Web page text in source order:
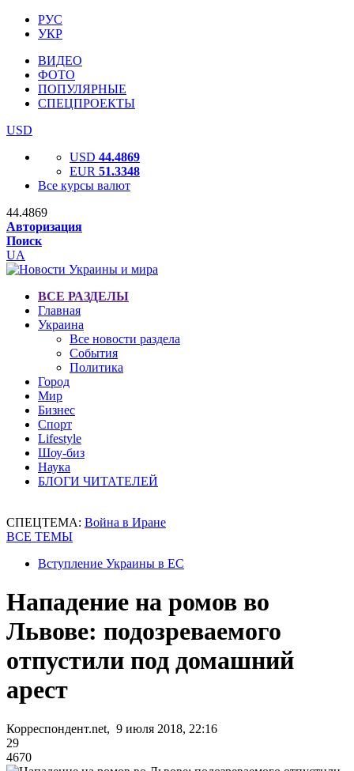
РУС
УКР
ВИДЕО
ФОТО
ПОПУЛЯРНЫЕ
СПЕЦПРОЕКТЫ
USD
USD 44.4869
EUR 51.3348
Все курсы валют
44.4869
Авторизация
Поиск
UA
ВСЕ РАЗДЕЛЫ
Главная
Украина
Все новости раздела
События
Политика
Город
Мир
Бизнес
Спорт
Lifestyle
Шоу-биз
Наука
БЛОГИ ЧИТАТЕЛЕЙ
СПЕЦТЕМА: Война в Иране
ВСЕ ТЕМЫ
Вступление Украины в ЕС
Нападение на ромов во
Львове: подозреваемого
отпустили под домашний
арест
Корреспондент.net, 9 июля 2018, 22:16
29
4670